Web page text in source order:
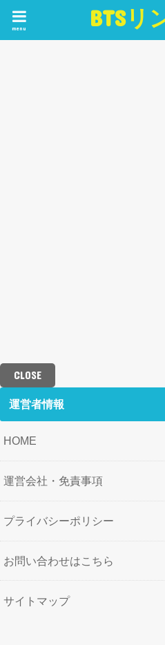
BTSリ
menu
CLOSE
運営者情報
HOME
運営会社・免責事項
プライバシーポリシー
お問い合わせはこちら
サイトマップ